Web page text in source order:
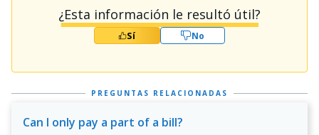
¿Esta información le resultó útil?
Sí No
PREGUNTAS RELACIONADAS
Can I only pay a part of a bill?